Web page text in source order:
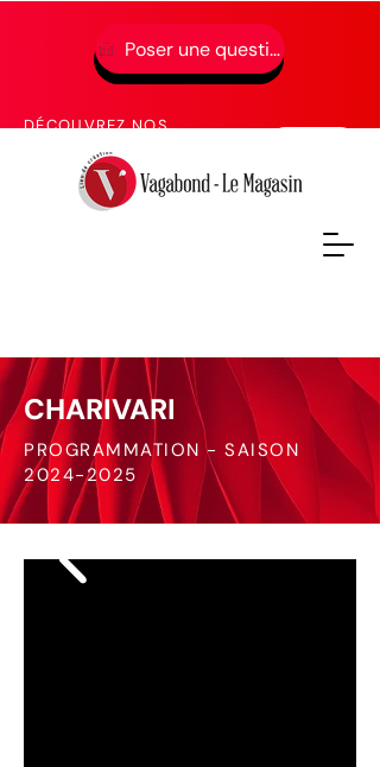
01 49 65 49 52
DÉCOUVREZ NOS
Poser une question
CHARIVARI
PROGRAMMATION - SAISON
2024-2025